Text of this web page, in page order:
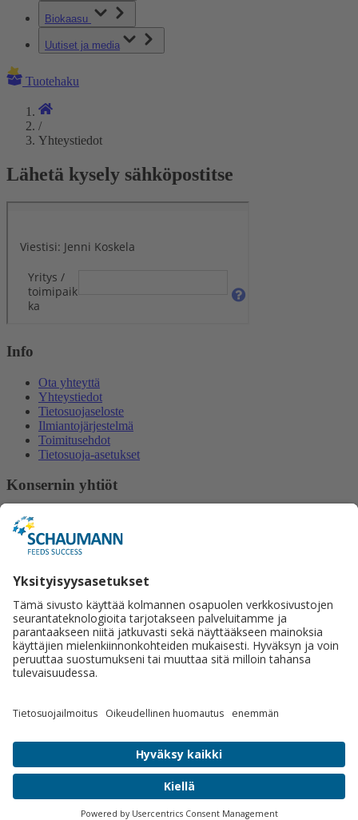
Biokaasu
Uutiset ja media
Tuotehaku
/
Yhteystiedot
Lähetä kysely sähköpostitse
Info
Ota yhteyttä
Yhteystiedot
Tietosuojaseloste
Ilmiantojärjestelmä
Toimitusehdot
Tietosuoja-asetukset
Konsernin yhtiöt
ISF Schauman Forschung
Lactosan
Ligrana
Schaumann BioEnergy
Schaumann Stiftung
Tilco-Alginure
Yhteystiedot
Schaumann Finland Oy
Satulasepänkatu 12
+358 50 462 2877
Lähetä viesti.
© 2026 Schaumann Finland Oy